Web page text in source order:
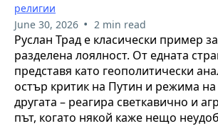
религии
June 30, 2026 • 2 min read
Руслан Трад е класически пример
разделена лоялност. От едната
представя като геополитически
остър критик на Путин и режима
другата – реагира светкавично и
път, когато някой каже нещо